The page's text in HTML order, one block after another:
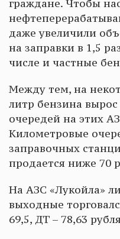
граждане. Чтобы
даже увеличили
на заправки в 1,5
числе и частные
Между тем, на
литр бензина
очередей на этих
Километровые
заправочных
продается ниже 70
На АЗС «Лукойла»
выходные
69,5, ДТ – 78,63